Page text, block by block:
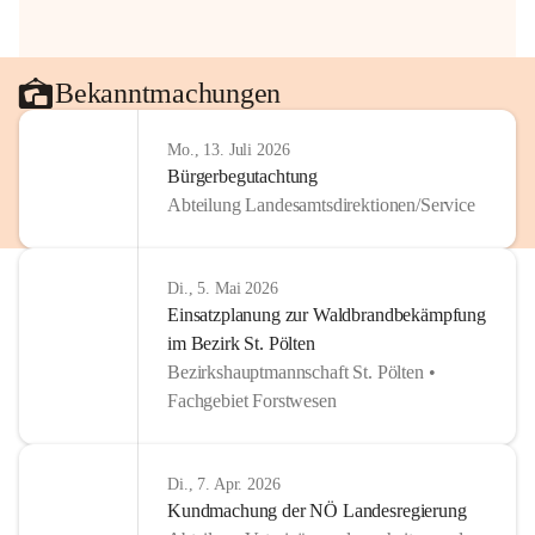
Bekanntmachungen
Mo., 13. Juli 2026
Bürgerbegutachtung
Abteilung Landesamtsdirektionen/Service
Di., 5. Mai 2026
Einsatzplanung zur Waldbrandbekämpfung
im Bezirk St. Pölten
Bezirkshauptmannschaft St. Pölten •
Fachgebiet Forstwesen
Di., 7. Apr. 2026
Kundmachung der NÖ Landesregierung